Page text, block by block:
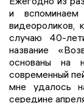
и
видеороликов,
случаю 40-
название
основаны на
современный
мне удалось
середине